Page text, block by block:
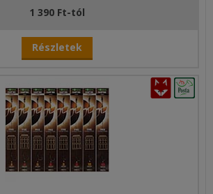
1 390 Ft-tól
Részletek